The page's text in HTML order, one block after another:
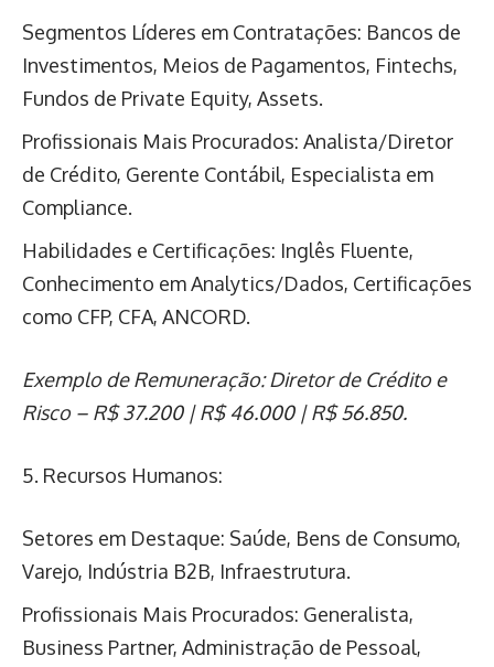
Segmentos Líderes em Contratações: Bancos de
Investimentos, Meios de Pagamentos, Fintechs,
Fundos de Private Equity, Assets.
Profissionais Mais Procurados: Analista/Diretor
de Crédito, Gerente Contábil, Especialista em
Compliance.
Habilidades e Certificações: Inglês Fluente,
Conhecimento em Analytics/Dados, Certificações
como CFP, CFA, ANCORD.
Exemplo de Remuneração: Diretor de Crédito e
Risco – R$ 37.200 | R$ 46.000 | R$ 56.850.
5. Recursos Humanos:
Setores em Destaque: Saúde, Bens de Consumo,
Varejo, Indústria B2B, Infraestrutura.
Profissionais Mais Procurados: Generalista,
Business Partner, Administração de Pessoal,